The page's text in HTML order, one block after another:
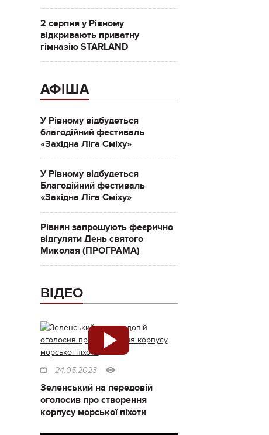
2 серпня у Рівному
відкривають приватну
гімназію STARLAND
АФІША
У Рівному відбудеться
благодійний фестиваль
«Західна Ліга Сміху»
У Рівному відбудеться
Благодійний фестиваль
«Західна Ліга Сміху»
Рівнян запрошують феєрично
відгуляти День святого
Миколая (ПРОГРАМА)
ВІДЕО
24.05.2023
Зеленський на передовій
оголосив про створення
корпусу морської піхоти